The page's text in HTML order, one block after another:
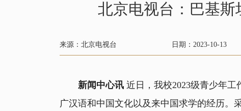
北京电视台：巴基
来源：北京电视台 日期：2023-10-13
新闻中心讯 近日，我校2023级青少年
广汉语和中国文化以及来中国求学的经历。